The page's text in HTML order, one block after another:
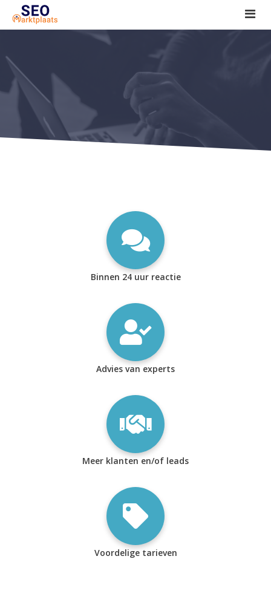
SEO tools reviews
Marketeer bij jou in de buurt?
Offerte
1. Seo voor beginners +
2. Onderzoeken +
Binnen 24 uur reactie
Advies van experts
Meer klanten en/of leads
Voordelige tarieven